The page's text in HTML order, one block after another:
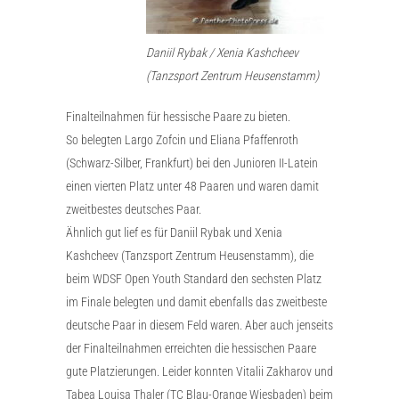
Daniil Rybak / Xenia Kashcheev
(Tanzsport Zentrum Heusenstamm)
Finalteilnahmen für hessische Paare zu bieten.
So belegten Largo Zofcin und Eliana Pfaffenroth
(Schwarz-Silber, Frankfurt) bei den Junioren II-Latein
einen vierten Platz unter 48 Paaren und waren damit
zweitbestes deutsches Paar.
Ähnlich gut lief es für Daniil Rybak und Xenia
Kashcheev (Tanzsport Zentrum Heusenstamm), die
beim WDSF Open Youth Standard den sechsten Platz
im Finale belegten und damit ebenfalls das zweitbeste
deutsche Paar in diesem Feld waren. Aber auch jenseits
der Finalteilnahmen erreichten die hessischen Paare
gute Platzierungen. Leider konnten Vitalii Zakharov und
Tabea Louisa Thaler (TC Blau-Orange Wiesbaden) beim